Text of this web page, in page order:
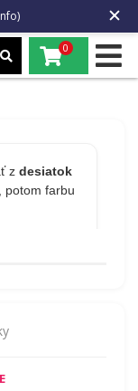
0
z desiatok
potom farbu
a